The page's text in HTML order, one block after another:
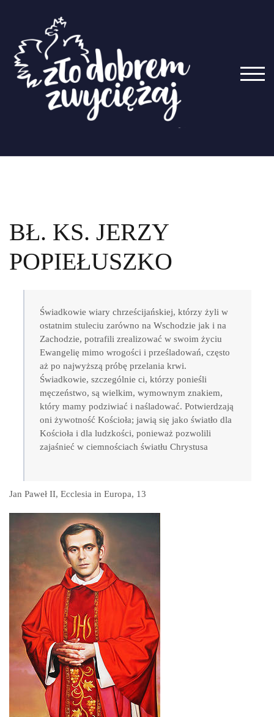
BŁ. KS. JERZY
POPIEŁUSZKO
Świadkowie wiary chrześcijańskiej, którzy żyli w
ostatnim stuleciu zarówno na Wschodzie jak i na
Zachodzie, potrafili zrealizować w swoim życiu
Ewangelię mimo wrogości i prześladowań, często
aż po najwyższą próbę przelania krwi.
Świadkowie, szczególnie ci, którzy ponieśli
męczeństwo, są wielkim, wymownym znakiem,
który mamy podziwiać i naśladować. Potwierdzają
oni żywotność Kościoła; jawią się jako światło dla
Kościoła i dla ludzkości, ponieważ pozwolili
zajaśnieć w ciemnościach światłu Chrystusa
Jan Paweł II, Ecclesia in Europa, 13